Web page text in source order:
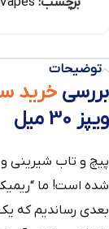
توضیحات
بررسی خرید
ویپز 30 میل
شده است! ما
بعدی رساندیم که